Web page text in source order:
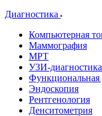
Диагностика
Компьютерная
Маммография
МРТ
УЗИ-диагностика
Функциональная
Эндоскопия
Рентгенология
Денситометрия